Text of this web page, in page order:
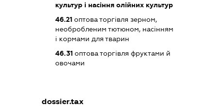
культур і насіння олійних культур
46.21оптова торгівля зерном,
необробленим тютюном, насінням
і кормами для тварин
46.31оптова торгівля фруктами й
овочами
dossier.tax